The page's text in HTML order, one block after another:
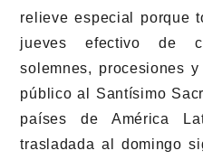
relieve especial porque
jueves efectivo de
solemnes, procesiones
público al Santísimo
países de América
trasladada al domingo